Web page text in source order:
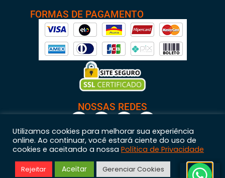
FORMAS DE PAGAMENTO
NOSSAS REDES
Astúrias Materiais para Construção © 2023 – Todos os direitos reservados. | CNPJ:
Utilizamos cookies para melhorar sua experiência
online. Ao continuar, você estará ciente do uso de
cookies e aceitando a nossa Política de Privacidade
Rejeitar Aceitar Gerenciar Cookies